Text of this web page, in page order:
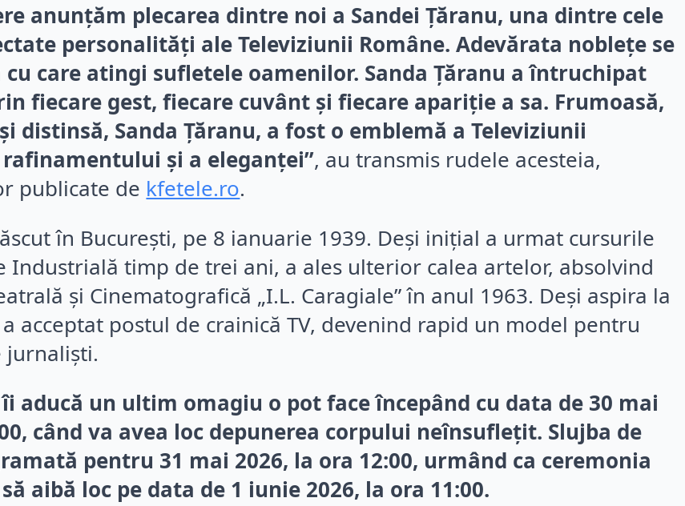
anunțăm plecarea dintre noi a Sandei Țăranu, una dintre cele
personalități ale Televiziunii Române. Adevărata noblețe se
care atingi sufletele oamenilor. Sanda Țăranu a întruchipat
fiecare gest, fiecare cuvânt și fiecare apariție a sa. Frumoasă,
distinsă, Sanda Țăranu, a fost o emblemă a Televiziunii
și a eleganței”, au transmis rudele acesteia,
publicate de kfetele.ro.
în București, pe 8 ianuarie 1939. Deși inițial a urmat cursurile
Industrială timp de trei ani, a ales ulterior calea artelor, absolvind
și Cinematografică „I.L. Caragiale” în anul 1963. Deși aspira la
acceptat postul de crainică TV, devenind rapid un model pentru
jurnaliști.
îi aducă un ultim omagiu o pot face începând cu data de 30 mai
când va avea loc depunerea corpului neînsuflețit. Slujba de
pentru 31 mai 2026, la ora 12:00, urmând ca ceremonia
aibă loc pe data de 1 iunie 2026, la ora 11:00.